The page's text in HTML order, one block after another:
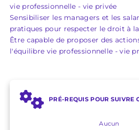
vie professionnelle - vie privée
Sensibiliser les managers et les
pratiques pour respecter le droit à
Être capable de proposer des
l'équilibre vie professionnelle - vie
PRÉ-REQUIS POUR SUIVRE
Aucun